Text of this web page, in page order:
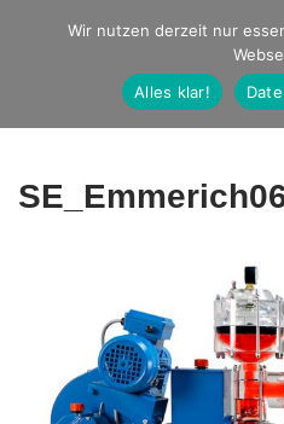
Studio Ernst
Fotografie
Wir nutzen derzeit nur
Alles klar!